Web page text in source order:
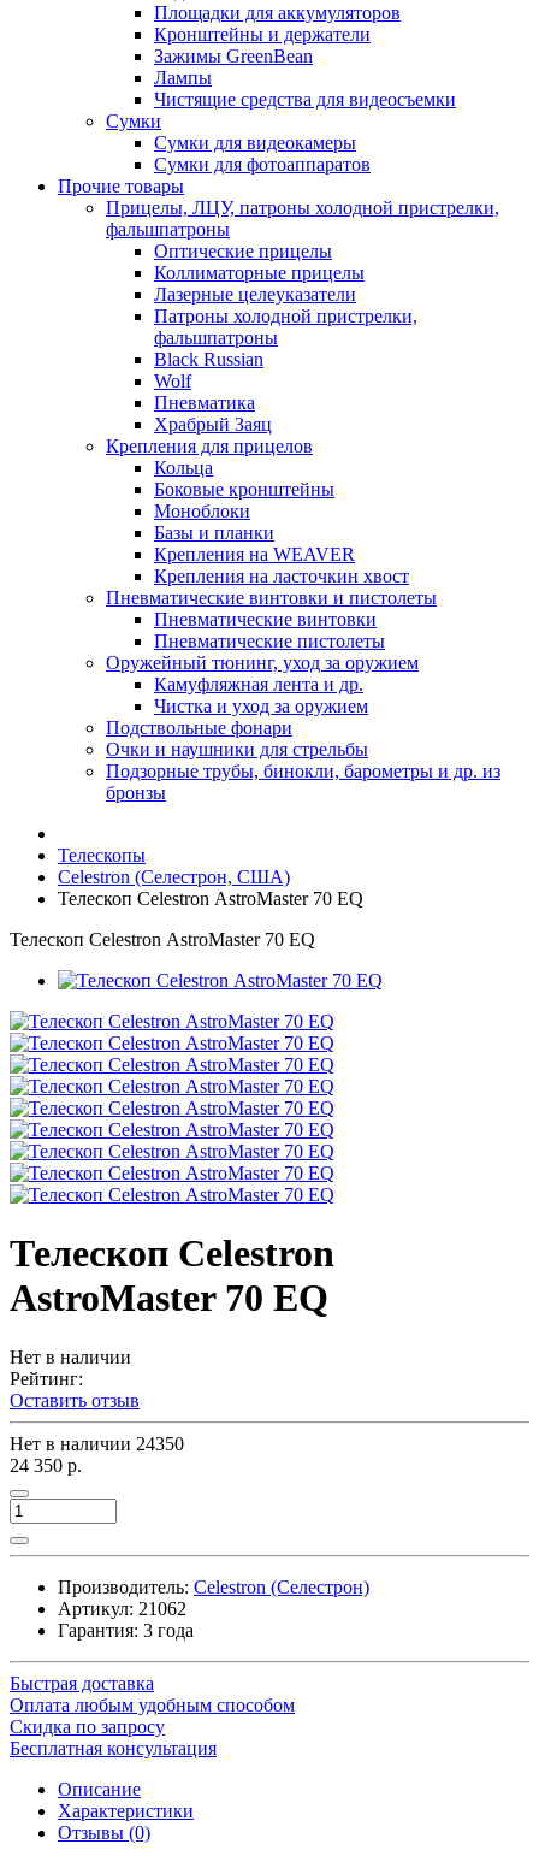
Площадки для аккумуляторов
Кронштейны и держатели
Зажимы GreenBean
Лампы
Чистящие средства для видеосъемки
Сумки
Сумки для видеокамеры
Сумки для фотоаппаратов
Прочие товары
Прицелы, ЛЦУ, патроны холодной пристрелки,
фальшпатроны
Оптические прицелы
Коллиматорные прицелы
Лазерные целеуказатели
Патроны холодной пристрелки,
фальшпатроны
Black Russian
Wolf
Пневматика
Храбрый Заяц
Крепления для прицелов
Кольца
Боковые кронштейны
Моноблоки
Базы и планки
Крепления на WEAVER
Крепления на ласточкин хвост
Пневматические винтовки и пистолеты
Пневматические винтовки
Пневматические пистолеты
Оружейный тюнинг, уход за оружием
Камуфляжная лента и др.
Чистка и уход за оружием
Подствольные фонари
Очки и наушники для стрельбы
Подзорные трубы, бинокли, барометры и др. из
бронзы
Телескопы
Celestron (Селестрон, США)
Телескоп Celestron АstroMaster 70 EQ
Телескоп Celestron АstroMaster 70 EQ
Телескоп Celestron
АstroMaster 70 EQ
Нет в наличии
Рейтинг:
Оставить отзыв
Нет в наличии 24350
24 350 р.
Производитель: Celestron (Селестрон)
Артикул: 21062
Гарантия: 3 года
Быстрая доставка
Оплата любым удобным способом
Скидка по запросу
Бесплатная консультация
Описание
Характеристики
Отзывы (0)